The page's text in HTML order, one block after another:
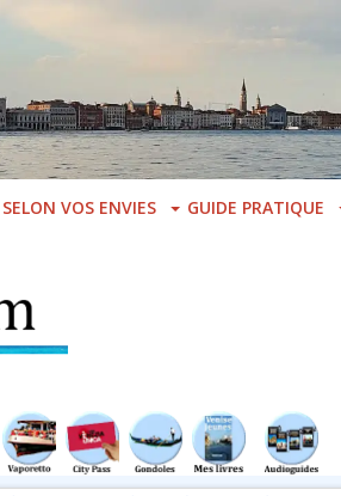
VOS ENVIES GUIDE PRATIQUE